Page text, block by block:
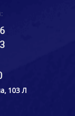
103 Л